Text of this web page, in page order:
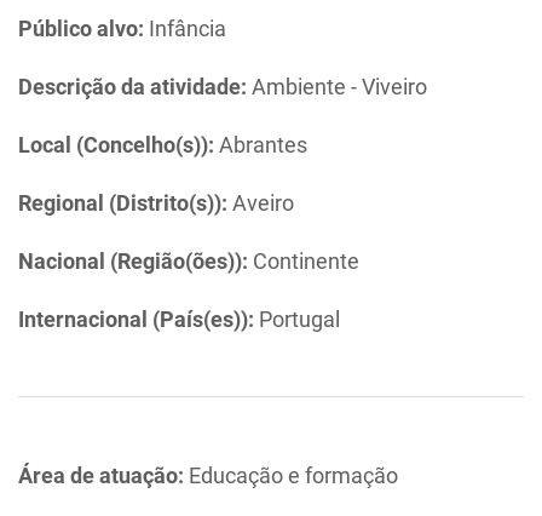
Público alvo: Infância
Descrição da atividade: Ambiente - Viveiro
Local (Concelho(s)): Abrantes
Regional (Distrito(s)): Aveiro
Nacional (Região(ões)): Continente
Internacional (País(es)): Portugal
Área de atuação: Educação e formação